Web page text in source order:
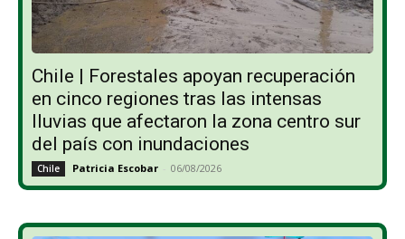
Chile | Forestales apoyan recuperación
en cinco regiones tras las intensas
lluvias que afectaron la zona centro sur
del país con inundaciones
Chile Patricia Escobar - 06/08/2026